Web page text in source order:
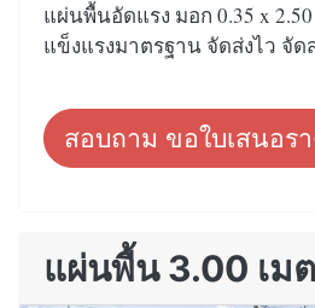
แผ่นพื้นอัดแรง มอก 0.35 x
แข็งแรงมาตรฐาน จัดส่งไว จัด
สอบถาม ขอใบเสนอร
แผ่นพื้น 3.00 เม